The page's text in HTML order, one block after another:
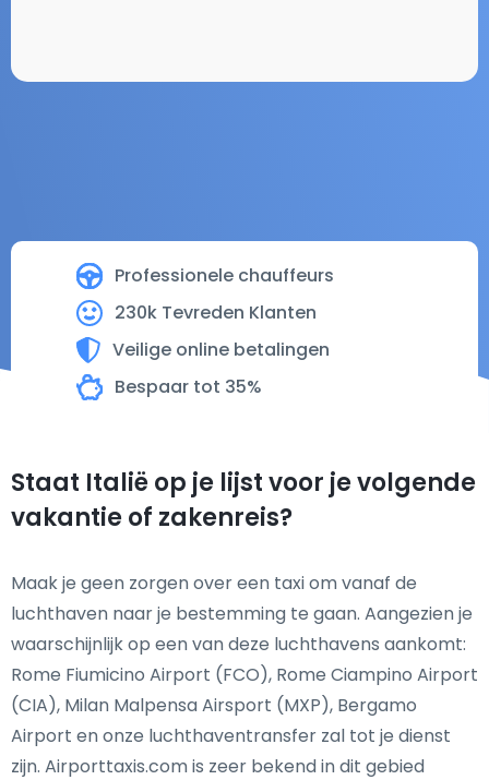
Professionele chauffeurs
230k Tevreden Klanten
Veilige online betalingen
Bespaar tot 35%
Staat Italië op je lijst voor je volgende
vakantie of zakenreis?
Maak je geen zorgen over een taxi om vanaf de
luchthaven naar je bestemming te gaan. Aangezien je
waarschijnlijk op een van deze luchthavens aankomt:
Rome Fiumicino Airport (FCO), Rome Ciampino Airport
(CIA), Milan Malpensa Airsport (MXP), Bergamo
Airport en onze luchthaventransfer zal tot je dienst
zijn. Airporttaxis.com is zeer bekend in dit gebied